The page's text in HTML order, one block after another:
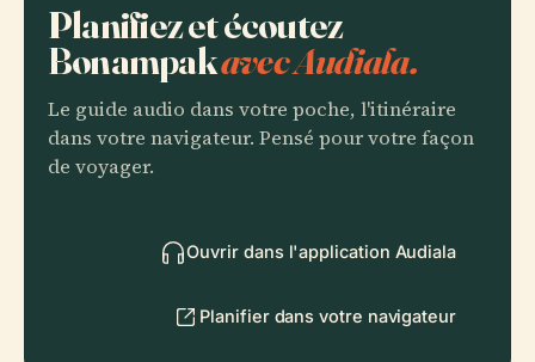
Planifiez et écoutez
Bonampakavec Audiala.
Le guide audio dans votre poche, l'itinéraire
dans votre navigateur. Pensé pour votre façon
de voyager.
Ouvrir dans l'application Audiala
Planifier dans votre navigateur